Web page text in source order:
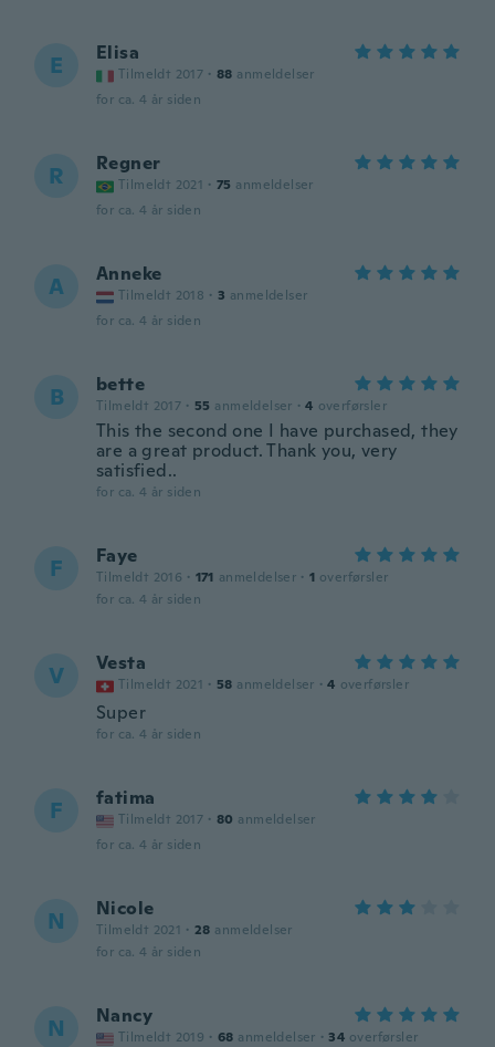
E Elisa
Tilmeldt 2017 · 88 anmeldelser
for ca. 4 år siden
R Regner
Tilmeldt 2021 · 75 anmeldelser
for ca. 4 år siden
A Anneke
Tilmeldt 2018 · 3 anmeldelser
for ca. 4 år siden
B bette
Tilmeldt 2017 · 55 anmeldelser · 4 overførsler
This the second one I have purchased, they
are a great product. Thank you, very
satisfied..
for ca. 4 år siden
F Faye
Tilmeldt 2016 · 171 anmeldelser · 1 overførsler
for ca. 4 år siden
V Vesta
Tilmeldt 2021 · 58 anmeldelser · 4 overførsler
Super
for ca. 4 år siden
F fatima
Tilmeldt 2017 · 80 anmeldelser
for ca. 4 år siden
N Nicole
Tilmeldt 2021 · 28 anmeldelser
for ca. 4 år siden
N Nancy
Tilmeldt 2019 · 68 anmeldelser · 34 overførsler